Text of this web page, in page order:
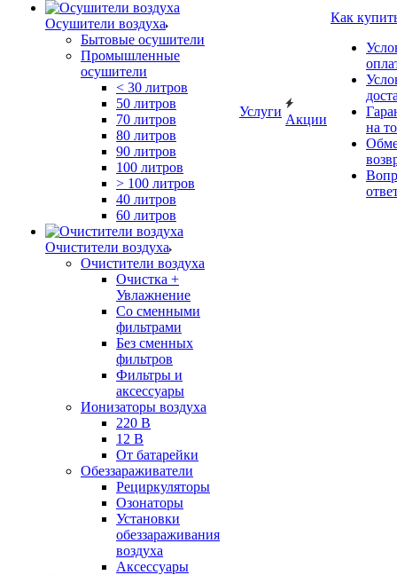
Осушители воздуха
Бытовые осушители
Промышленные
осушители
< 30 литров
50 литров
70 литров
80 литров
90 литров
100 литров
> 100 литров
40 литров
60 литров
Очистители воздуха
Очистители воздуха
Очистка +
Увлажнение
Cо сменными
фильтрами
Без сменных
фильтров
Фильтры и
аксессуары
Ионизаторы воздуха
220 В
12 В
От батарейки
Обеззараживатели
Рециркуляторы
Озонаторы
Установки
обеззараживания
воздуха
Аксессуары
Услуги
Акции
Как
на